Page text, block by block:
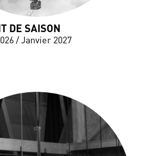
DE SAISON
/ Janvier 2027